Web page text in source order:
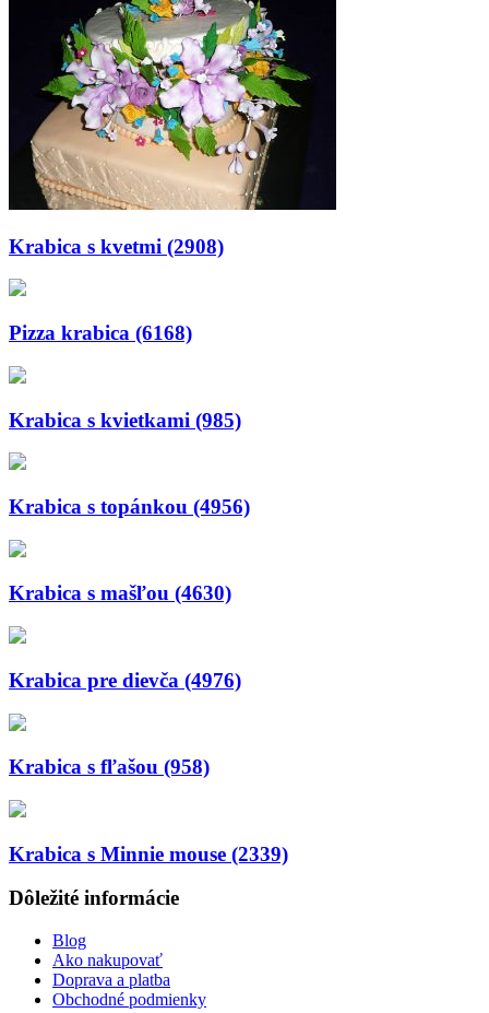
Krabica s kvetmi (2908)
Pizza krabica (6168)
Krabica s kvietkami (985)
Krabica s topánkou (4956)
Krabica s mašľou (4630)
Krabica pre dievča (4976)
Krabica s fľašou (958)
Krabica s Minnie mouse (2339)
Dôležité informácie
Blog
Ako nakupovať
Doprava a platba
Obchodné podmienky